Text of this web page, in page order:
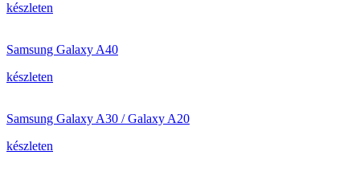
készleten
Samsung Galaxy A40
készleten
Samsung Galaxy A30 / Galaxy A20
készleten